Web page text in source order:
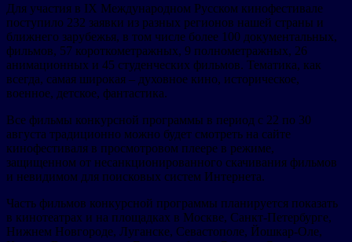
Для участия в IX Международном Русском кинофестивале
поступило 232 заявки из разных регионов нашей страны и
ближнего зарубежья, в том числе более 100 документальных,
фильмов, 57 короткометражных, 9 полнометражных, 26
анимационных и 45 студенческих фильмов. Тематика, как
всегда, самая широкая – духовное кино, историческое,
военное, детское, фантастика.
Все фильмы конкурсной программы в период с 22 по 30
августа традиционно можно будет смотреть на сайте
кинофестиваля в просмотровом плеере в режиме,
защищенном от несанкционированного скачивания фильмов
и невидимом для поисковых систем Интернета.
Часть фильмов конкурсной программы планируется показать
в кинотеатрах и на площадках в Москве, Санкт-Петербурге,
Нижнем Новгороде, Луганске, Севастополе, Йошкар-Оле,